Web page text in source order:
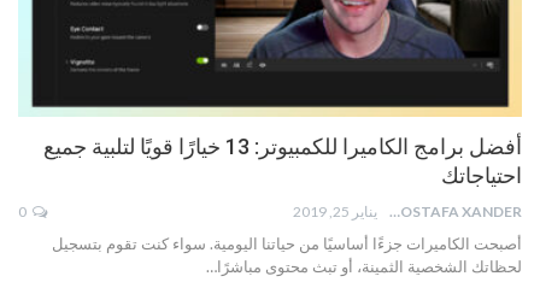
أفضل برامج الكاميرا للكمبيوتر: 13 خيارًا قويًا لتلبية جميع
احتياجاتك
MOSTAFA XANDER يناير 25, 2019
أصبحت الكاميرات جزءًا أساسيًا من حياتنا اليومية. سواء كنت تقوم بتسجيل
لحظاتك الشخصية الثمينة، أو تبث محتوى مباشرًا…